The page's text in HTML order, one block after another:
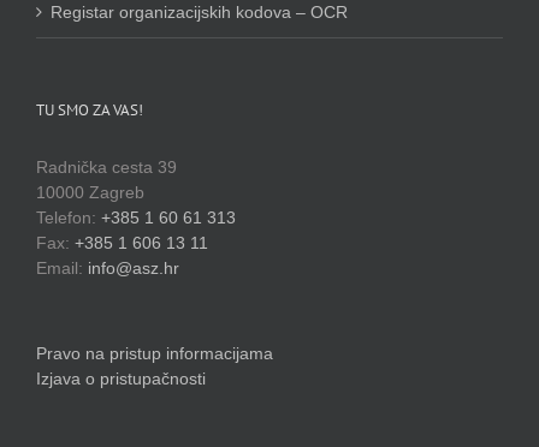
Registar organizacijskih kodova – OCR
TU SMO ZA VAS!
Radnička cesta 39
10000 Zagreb
Telefon: +385 1 60 61 313
Fax: +385 1 606 13 11
Email: info@asz.hr
Pravo na pristup informacijama
Izjava o pristupačnosti